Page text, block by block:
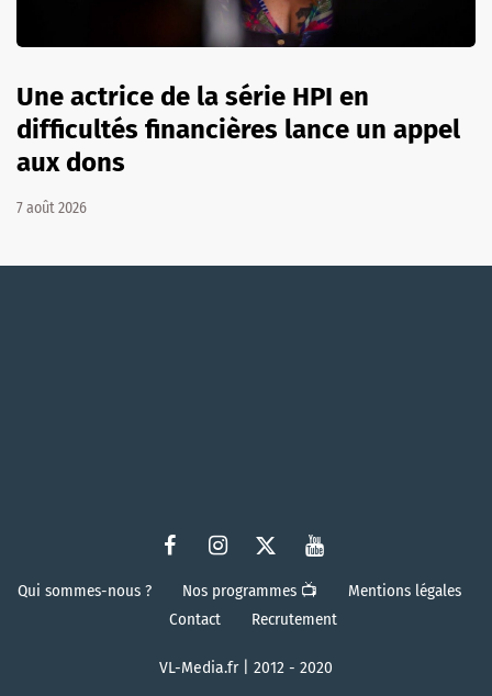
Une actrice de la série HPI en
difficultés financières lance un appel
aux dons
7 août 2026
Qui sommes-nous ? Nos programmes 📺
Mentions légales
Contact
Recrutement
VL-Media.fr | 2012 - 2020